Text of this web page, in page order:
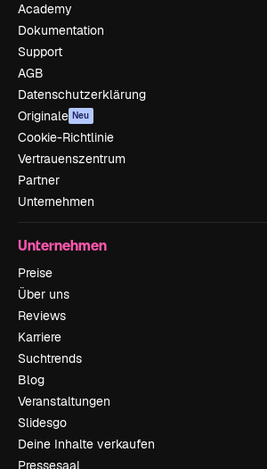
Academy
Dokumentation
Support
AGB
Datenschutzerklärung
Originale Neu
Cookie-Richtlinie
Vertrauenszentrum
Partner
Unternehmen
Unternehmen
Preise
Über uns
Reviews
Karriere
Suchtrends
Blog
Veranstaltungen
Slidesgo
Deine Inhalte verkaufen
Pressesaal